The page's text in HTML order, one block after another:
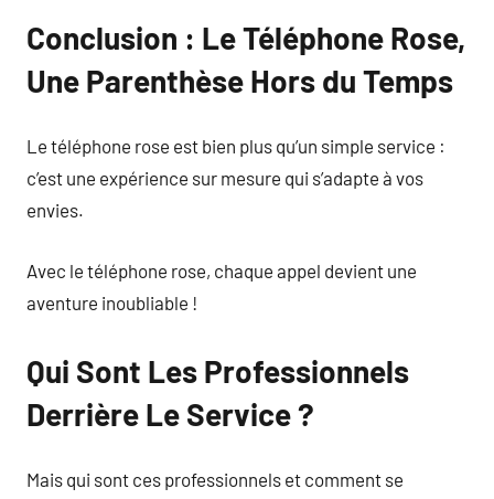
Conclusion : Le Téléphone Rose,
Une Parenthèse Hors du Temps
Le téléphone rose est bien plus qu’un simple service :
c’est une expérience sur mesure qui s’adapte à vos
envies.
Avec le téléphone rose, chaque appel devient une
aventure inoubliable !
Qui Sont Les Professionnels
Derrière Le Service ?
Mais qui sont ces professionnels et comment se